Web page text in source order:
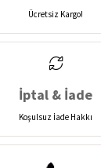
Ücretsiz Kargo!
İptal & İade
Koşulsuz İade Hakkı